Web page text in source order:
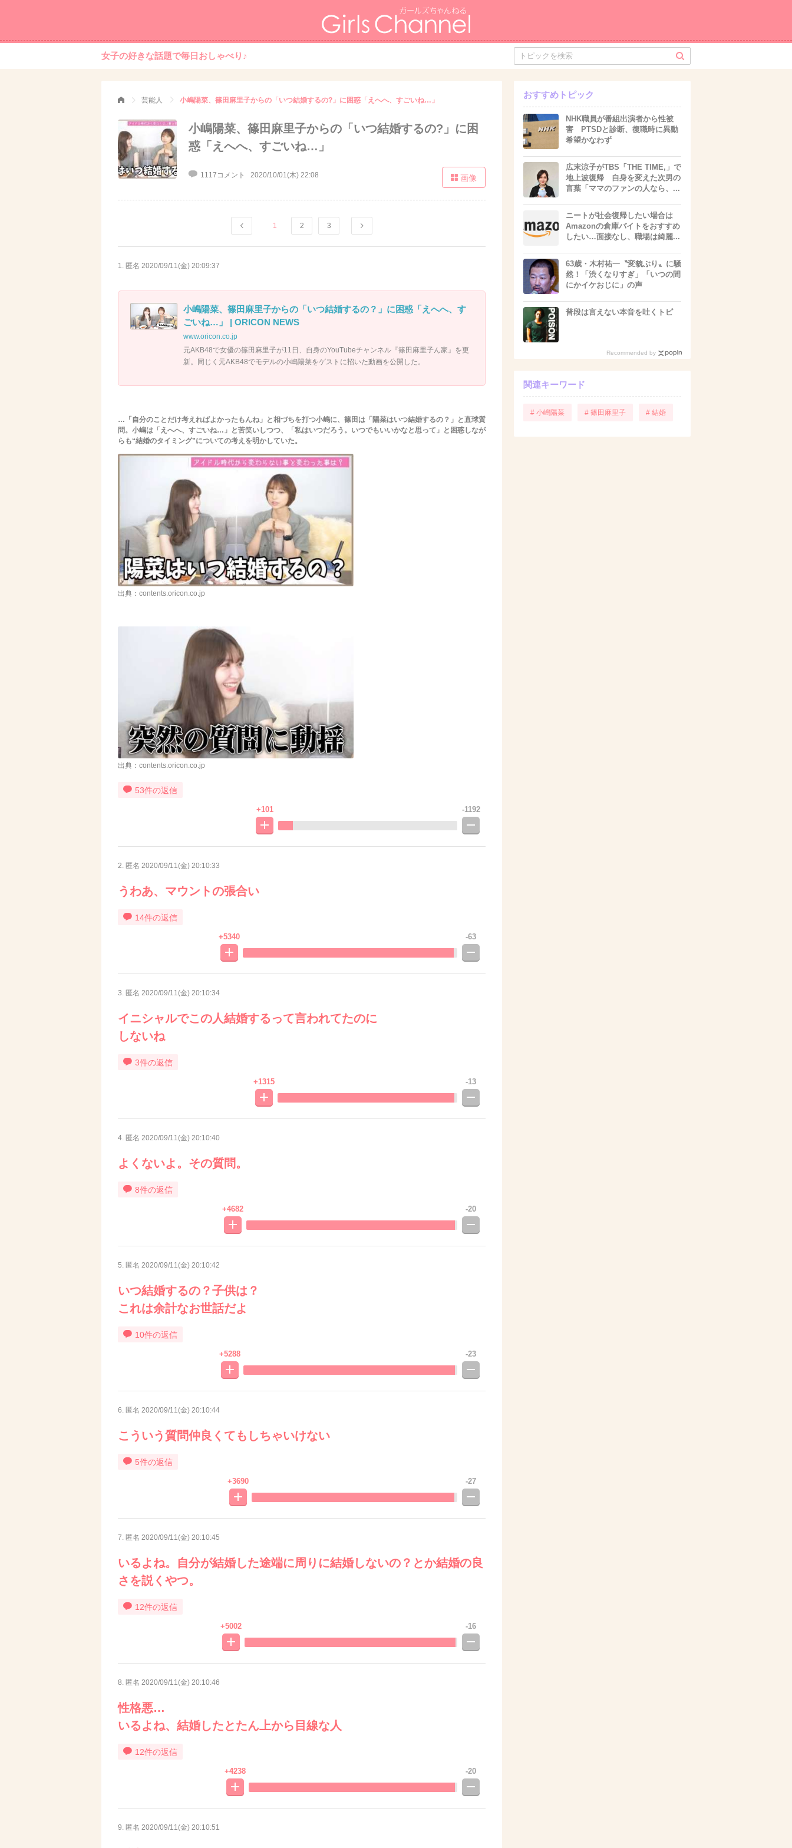
女子の好きな話題で毎日おしゃべり♪
芸能人 小嶋陽菜、篠田麻里子からの「いつ結婚するの?」に困惑「えへへ、すごいね…」
小嶋陽菜、篠田麻里子からの「いつ結婚するの?」に困
惑「えへへ、すごいね…」
1117コメント 2020/10/01(木) 22:08 画像
1 2 3
1. 匿名 2020/09/11(金) 20:09:37
小嶋陽菜、篠田麻里子からの「いつ結婚するの？」に困惑「えへへ、す
ごいね…」 | ORICON NEWS
www.oricon.co.jp
元AKB48で女優の篠田麻里子が11日、自身のYouTubeチャンネル『篠田麻里子ん家』を更
新。同じく元AKB48でモデルの小嶋陽菜をゲストに招いた動画を公開した。
…「自分のことだけ考えればよかったもんね」と相づちを打つ小嶋に、篠田は「陽菜はいつ結婚するの？」と直球質
問。小嶋は「えへへ、すごいね…」と苦笑いしつつ、「私はいつだろう。いつでもいいかなと思って」と困惑しなが
らも“結婚のタイミング”についての考えを明かしていた。
出典：contents.oricon.co.jp
出典：contents.oricon.co.jp
53件の返信
+101 -1192
2. 匿名 2020/09/11(金) 20:10:33
うわあ、マウントの張合い
14件の返信
+5340 -63
3. 匿名 2020/09/11(金) 20:10:34
イニシャルでこの人結婚するって言われてたのに
しないね
3件の返信
+1315 -13
4. 匿名 2020/09/11(金) 20:10:40
よくないよ。その質問。
8件の返信
+4682 -20
5. 匿名 2020/09/11(金) 20:10:42
いつ結婚するの？子供は？
これは余計なお世話だよ
10件の返信
+5288 -23
6. 匿名 2020/09/11(金) 20:10:44
こういう質問仲良くてもしちゃいけない
5件の返信
+3690 -27
7. 匿名 2020/09/11(金) 20:10:45
いるよね。自分が結婚した途端に周りに結婚しないの？とか結婚の良
さを説くやつ。
12件の返信
+5002 -16
8. 匿名 2020/09/11(金) 20:10:46
性格悪…
いるよね、結婚したとたん上から目線な人
12件の返信
+4238 -20
9. 匿名 2020/09/11(金) 20:10:51
おすすめトピック
NHK職員が番組出演者から性被
害 PTSDと診断、復職時に異動
希望かなわず
広末涼子がTBS「THE TIME,」で
地上波復帰 自身を変えた次男の
言葉「ママのファンの人なら、...
ニートが社会復帰したい場合は
Amazonの倉庫バイトをおすすめ
したい…面接なし、職場は綺麗...
63歳・木村祐一〝変貌ぶり〟に騒
然！「渋くなりすぎ」「いつの間
にかイケおじに」の声
普段は言えない本音を吐くトピ
Recommended by
関連キーワード
# 小嶋陽菜 # 篠田麻里子 # 結婚